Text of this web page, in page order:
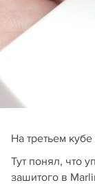
На третьем
Тут понял, что
зашитого в